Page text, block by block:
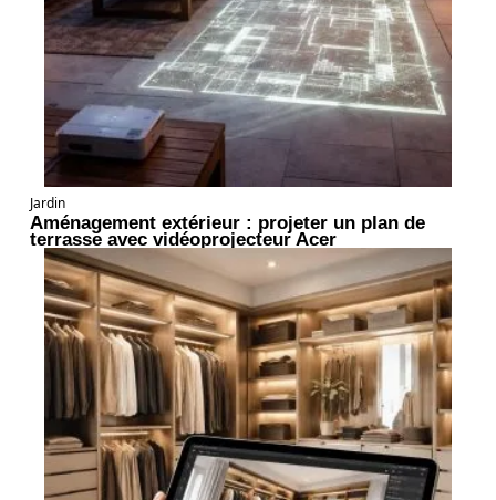
Jardin
Aménagement extérieur : projeter un plan de
terrasse avec vidéoprojecteur Acer